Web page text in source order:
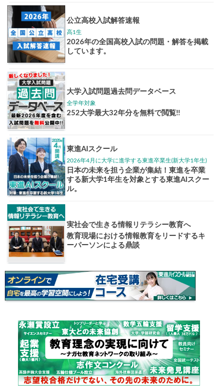
大学入試偏差値ランキング
お知らせ・イベント おすすめ
1日体験
東進の実力講師陣
導を今すぐ体験!!
個別相談
高3生・高2生・高1生と
受験や高校の成績